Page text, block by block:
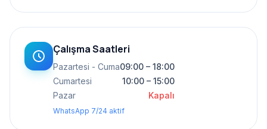
Çalışma Saatleri
Pazartesi - Cuma09:00 – 18:00
Cumartesi
10:00 – 15:00
Pazar
Kapalı
WhatsApp 7/24 aktif